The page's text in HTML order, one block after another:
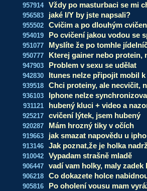
957914 Vždy po masturbaci se mi
956583 jaké I/Y by jste napsali?
955502 Cvičim a po dlouhým
954019 Po cvičení jakou vodou se
951077 Myslíte že po tomhle
950777 Kterej gainer nebo protein,
947903 Problem v sexu se udělat
942830 Itunes nelze připojit mobil k
939518 Chci proteiny, ale necvičit,
936103 Iphone nelze
931121 hubený kluci + video a
925217 cvičení lýtek, jsem hubený
920287 Mám hrozný tiky v očích
919663 jak smazat napovědu u
913146 Jak poznat,že je holka
910042 Vypadam strašně mladě
906447 vadí vam holky, maly zadek
906218 Co dokazete holce
905816 Po oholení vousu mam